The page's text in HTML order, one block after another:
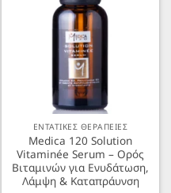
ΕΝΤΑΤΙΚΕΣ ΘΕΡΑΠΕΙΕΣ
Medica 120 Solution
Vitaminée Serum – Ορός
Βιταμινών για Ενυδάτωση,
Λάμψη & Καταπράυνση